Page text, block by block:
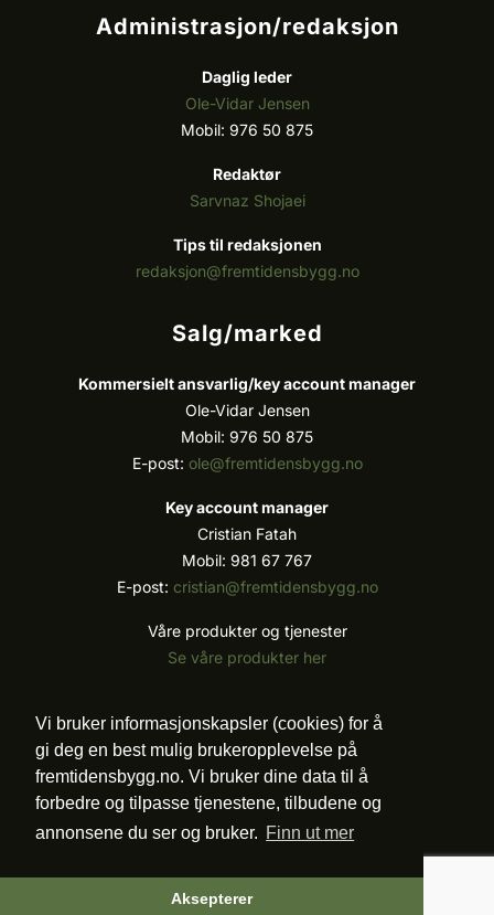
Vi bruker informasjonskapsler (cookies) for å
gi deg en best mulig brukeropplevelse på
fremtidensbygg.no. Vi bruker dine data til å
forbedre og tilpasse tjenestene, tilbudene og
annonsene du ser og bruker. Finn ut mer
Aksepterer
Administrasjon/redaksjon
Daglig leder
Ole-Vidar Jensen
Mobil: 976 50 875
Redaktør
Sarvnaz Shojaei
Tips til redaksjonen
redaksjon@fremtidensbygg.no
Salg/marked
Kommersielt ansvarlig/key account manager
Ole-Vidar Jensen
Mobil: 976 50 875
E-post: ole@fremtidensbygg.no
Key account manager
Cristian Fatah
Mobil: 981 67 767
E-post: cristian@fremtidensbygg.no
Våre produkter og tjenester
Se våre produkter her
Følg oss:
Vi arbeider etter Vær Varsom-plakatens regler for
©2007 - 2026 Value Publishing AS. All Rights
Reserved.